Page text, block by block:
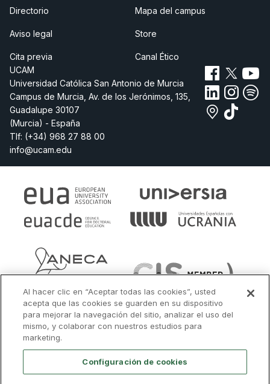
Directorio
Aviso legal
Cita previa
Mapa del campus
Store
Canal Ético
UCAM
Universidad Católica San Antonio de Murcia
Campus de Murcia, Av. de los Jerónimos, 135,
Guadalupe 30107
(Murcia) - España
Tlf: (+34) 968 27 88 00
info@ucam.edu
Al hacer clic en “Aceptar todas las cookies”, usted
acepta que las cookies se guarden en su dispositivo
para mejorar la navegación del sitio, analizar el uso del
mismo, y colaborar con nuestros estudios para
marketing.
Configuración de cookies